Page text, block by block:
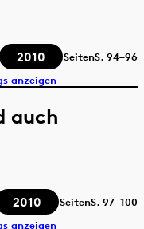
2010 SeitenS. 94–96
anzeigen
auch
2010 SeitenS. 97–100
anzeigen